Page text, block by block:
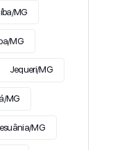
MG
MG
Jequeri/MG
MG
MG